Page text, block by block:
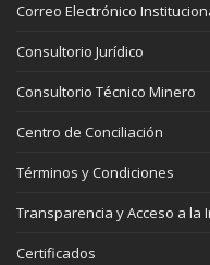
Correo Electrónico
Consultorio Jurídico
Consultorio Técnico Minero
Centro de Conciliación
Términos y Condiciones
Transparencia y Acceso a la
Certificados